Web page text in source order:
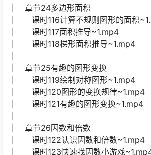
├─章节24多边形面积
│ 课时116计算不规则图形的面积
│ 课时117面积推导~1.mp4
│ 课时118梯形面积推导~1.mp4
├─章节25有趣的图形变换
│ 课时119绘制对称图形~1.mp4
│ 课时120图形的变换规律~1.mp4
│ 课时121有趣的图形变换~1.mp4
├─章节26因数和倍数
│ 课时122认识因数和倍数~1.mp4
│ 课时123快速找因数小游戏